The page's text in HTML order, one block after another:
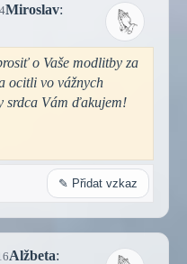
Miroslav:
o Vaše modlitby za
ocitli vo vážnych
srdca Vám ďakujem!
✎ Přidat vzkaz
Alžbeta: